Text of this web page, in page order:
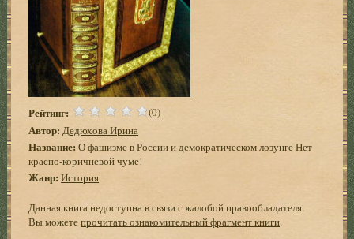
Рейтинг: (0)
Автор: Дедюхова Ирина
Название: О фашизме в России и демократическом лозунге Нет
красно-коричневой чуме!
Жанр: История
Данная книга недоступна в связи с жалобой правообладателя.
Вы можетепрочитать ознакомительный фрагмент книги.